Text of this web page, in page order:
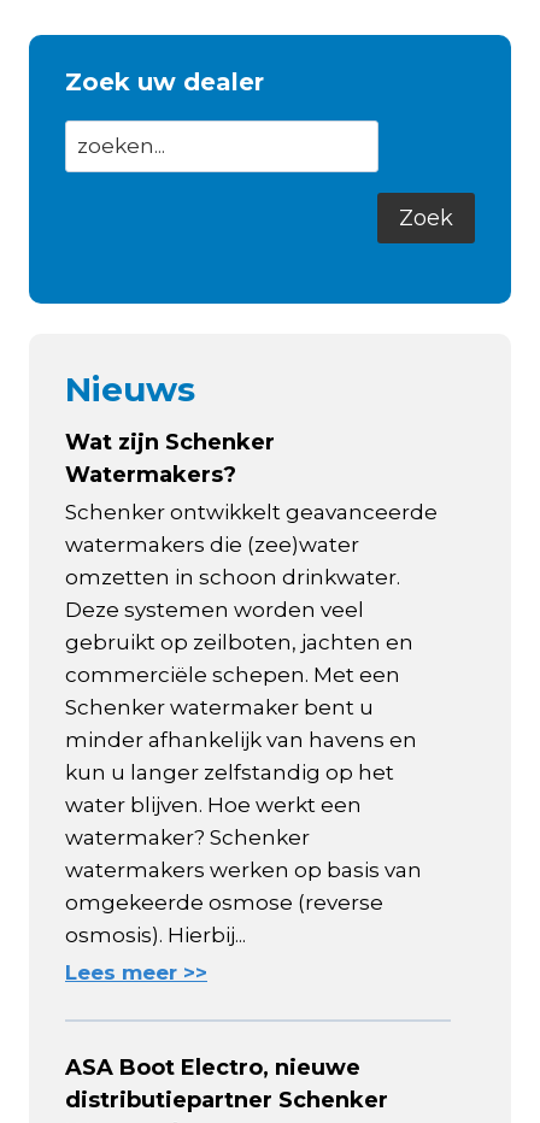
Zoek uw dealer
Nieuws
Wat zijn Schenker
Watermakers?
Schenker ontwikkelt geavanceerde
watermakers die (zee)water
omzetten in schoon drinkwater.
Deze systemen worden veel
gebruikt op zeilboten, jachten en
commerciële schepen. Met een
Schenker watermaker bent u
minder afhankelijk van havens en
kun u langer zelfstandig op het
water blijven. Hoe werkt een
watermaker? Schenker
watermakers werken op basis van
omgekeerde osmose (reverse
osmosis). Hierbij...
Lees meer >>
ASA Boot Electro, nieuwe
distributiepartner Schenker